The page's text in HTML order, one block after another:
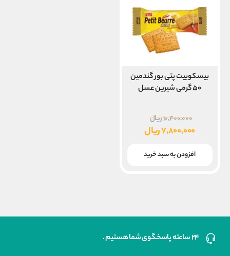
بیسکوییت پتی بور گندمین
۵۰ گرمی شیرین عسل
۱۰,۴۰۰,۰۰۰ریال
اصلی
بود.
۷,۸۰۰,۰۰۰ریال
فعلی
افزودن به سبد خرید
۲۴ ساعته پاسخگوی شما هستیم .